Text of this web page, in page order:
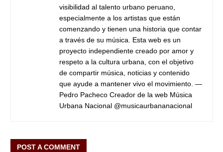
visibilidad al talento urbano peruano,
especialmente a los artistas que están
comenzando y tienen una historia que contar
a través de su música. Esta web es un
proyecto independiente creado por amor y
respeto a la cultura urbana, con el objetivo
de compartir música, noticias y contenido
que ayude a mantener vivo el movimiento. —
Pedro Pacheco Creador de la web Música
Urbana Nacional @musicaurbananacional
POST A COMMENT